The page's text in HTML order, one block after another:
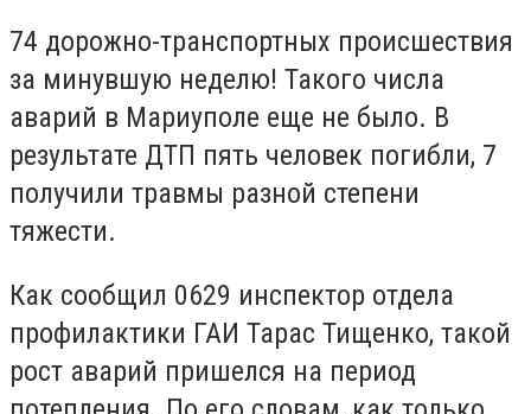
74 дорожно-транспортных происшествия
за минувшую неделю! Такого числа
аварий в Мариуполе еще не было. В
результате ДТП пять человек погибли, 7
получили травмы разной степени
тяжести.
Как сообщил 0629 инспектор отдела
профилактики ГАИ Тарас Тищенко, такой
рост аварий пришелся на период